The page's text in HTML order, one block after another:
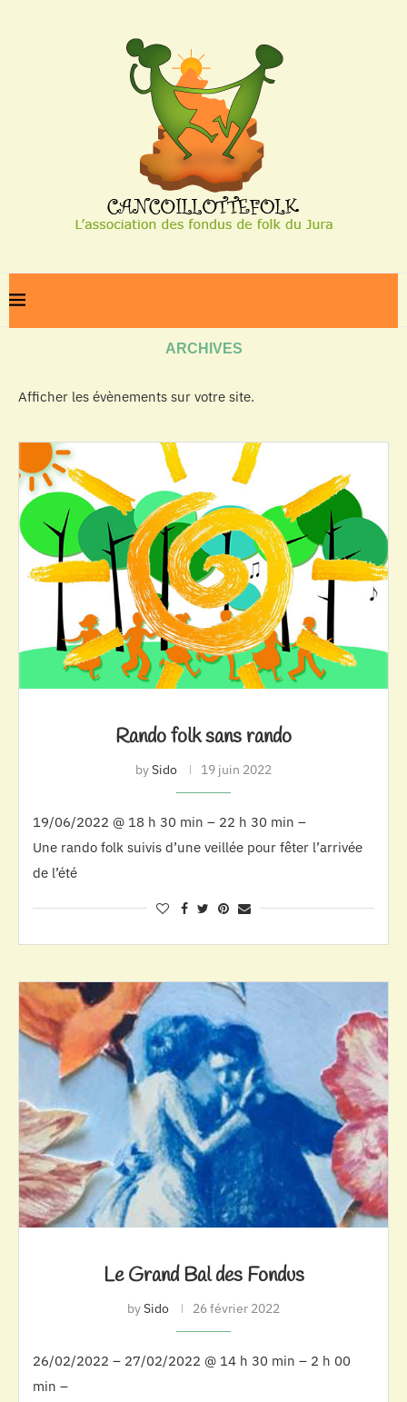
ARCHIVES
Afficher les évènements sur votre site.
Rando folk sans rando
bySido 19 juin 2022
19/06/2022 @ 18 h 30 min – 22 h 30 min –
Une rando folk suivis d’une veillée pour fêter l’arrivée
de l’été
Le Grand Bal des Fondus
bySido 26 février 2022
26/02/2022 – 27/02/2022 @ 14 h 30 min – 2 h 00
min –